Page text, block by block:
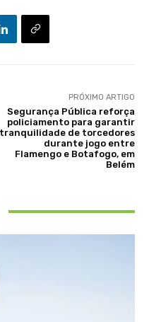
PRÓXIMO ARTIGO
Segurança Pública reforça
policiamento para garantir
tranquilidade de torcedores
durante jogo entre
Flamengo e Botafogo, em
Belém